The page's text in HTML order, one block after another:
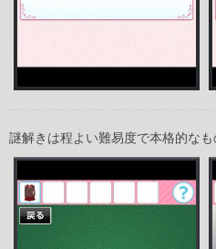
謎解きは程よい難易度で本格的なも